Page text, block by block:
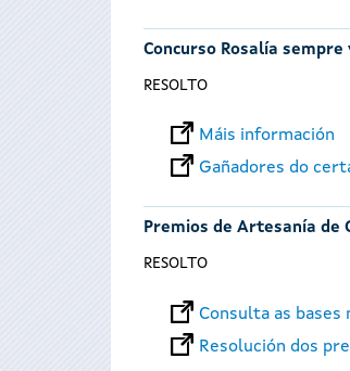
Concurso Rosalía sempre
RESOLTO
Máis información
Gañadores do
Premios de Artesanía de
RESOLTO
Consulta as bases
Resolución dos